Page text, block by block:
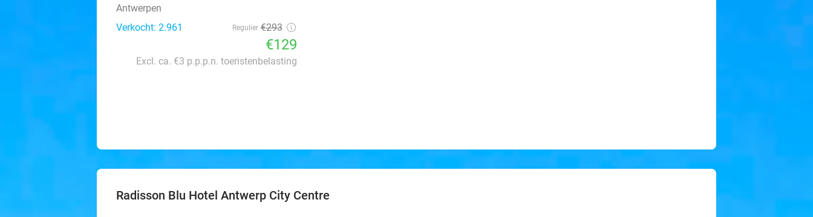
Antwerpen
Verkocht: 2.961
Regulier €293
€129
Excl. ca. €3 p.p.p.n. toeristenbelasting
Radisson Blu Hotel Antwerp City Centre